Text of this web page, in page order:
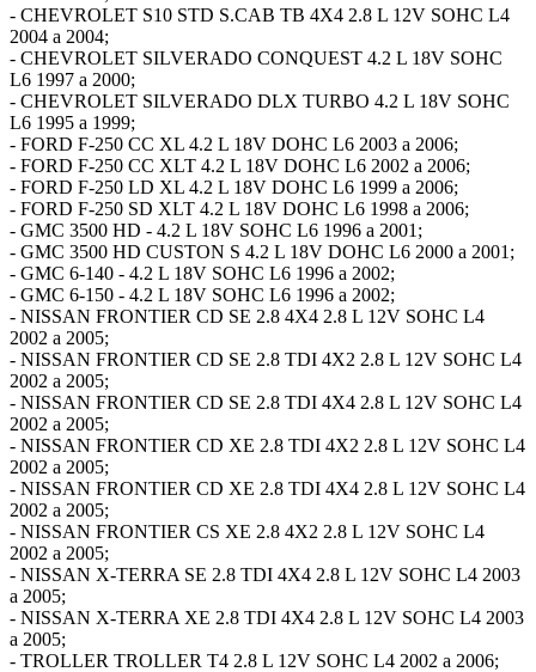
- CHEVROLET S10 STD S.CAB TB 4X4 2.8 L 12V SOHC L4
2004 a 2004;
- CHEVROLET SILVERADO CONQUEST 4.2 L 18V SOHC
L6 1997 a 2000;
- CHEVROLET SILVERADO DLX TURBO 4.2 L 18V SOHC
L6 1995 a 1999;
- FORD F-250 CC XL 4.2 L 18V DOHC L6 2003 a 2006;
- FORD F-250 CC XLT 4.2 L 18V DOHC L6 2002 a 2006;
- FORD F-250 LD XL 4.2 L 18V DOHC L6 1999 a 2006;
- FORD F-250 SD XLT 4.2 L 18V DOHC L6 1998 a 2006;
- GMC 3500 HD - 4.2 L 18V SOHC L6 1996 a 2001;
- GMC 3500 HD CUSTON S 4.2 L 18V DOHC L6 2000 a 2001;
- GMC 6-140 - 4.2 L 18V SOHC L6 1996 a 2002;
- GMC 6-150 - 4.2 L 18V SOHC L6 1996 a 2002;
- NISSAN FRONTIER CD SE 2.8 4X4 2.8 L 12V SOHC L4
2002 a 2005;
- NISSAN FRONTIER CD SE 2.8 TDI 4X2 2.8 L 12V SOHC L4
2002 a 2005;
- NISSAN FRONTIER CD SE 2.8 TDI 4X4 2.8 L 12V SOHC L4
2002 a 2005;
- NISSAN FRONTIER CD XE 2.8 TDI 4X2 2.8 L 12V SOHC L4
2002 a 2005;
- NISSAN FRONTIER CD XE 2.8 TDI 4X4 2.8 L 12V SOHC L4
2002 a 2005;
- NISSAN FRONTIER CS XE 2.8 4X2 2.8 L 12V SOHC L4
2002 a 2005;
- NISSAN X-TERRA SE 2.8 TDI 4X4 2.8 L 12V SOHC L4 2003
a 2005;
- NISSAN X-TERRA XE 2.8 TDI 4X4 2.8 L 12V SOHC L4 2003
a 2005;
- TROLLER TROLLER T4 2.8 L 12V SOHC L4 2002 a 2006;